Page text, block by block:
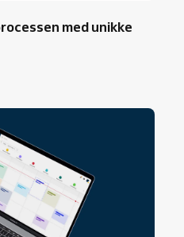
med unikke